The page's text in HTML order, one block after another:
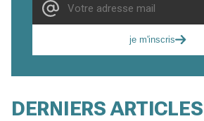
je m'inscris
DERNIERS ARTICLES